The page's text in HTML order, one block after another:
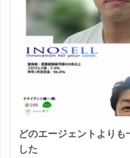
どのエージェントよりも
した